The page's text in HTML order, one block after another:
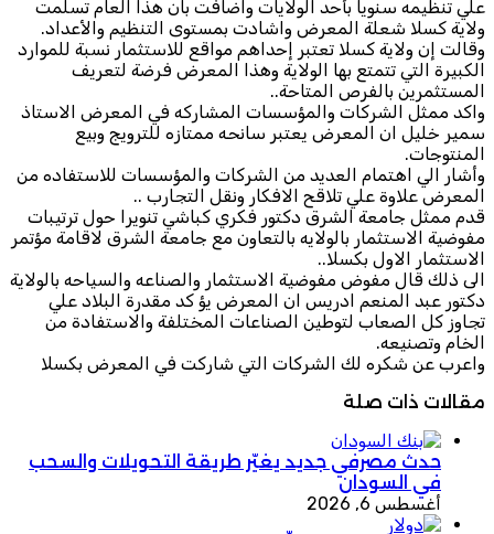
علي تنظيمه سنويا بأحد الولايات واضافت بان هذا العام تسلمت
ولاية كسلا شعلة المعرض واشادت بمستوى التنظيم والأعداد.
وقالت إن ولاية كسلا تعتبر إحداهم مواقع للاستثمار نسبة للموارد
الكبيرة التي تتمتع بها الولاية وهذا المعرض فرضة لتعريف
المستثمرين بالفرص المتاحة..
واكد ممثل الشركات والمؤسسات المشاركه في المعرض الاستاذ
سمير خليل ان المعرض يعتبر سانحه ممتازه للترويج وبيع
المنتوجات.
وأشار الي اهتمام العديد من الشركات والمؤسسات للاستفاده من
المعرض علاوة علي تلاقح الافكار ونقل التجارب ..
قدم ممثل جامعة الشرق دكتور فكري كباشي تنويرا حول ترتيبات
مفوضية الاستثمار بالولايه بالتعاون مع جامعة الشرق لاقامة مؤتمر
الاستثمار الاول بكسلا..
الى ذلك قال مفوض مفوضية الاستثمار والصناعه والسياحه بالولاية
دكتور عبد المنعم ادريس ان المعرض يؤ كد مقدرة البلاد علي
تجاوز كل الصعاب لتوطين الصناعات المختلفة والاستفادة من
الخام وتصنيعه.
واعرب عن شكره لك الشركات التي شاركت في المعرض بكسلا
مقالات ذات صلة
حدث مصرفي جديد يغيّر طريقة التحويلات والسحب
في السودان
أغسطس 6, 2026